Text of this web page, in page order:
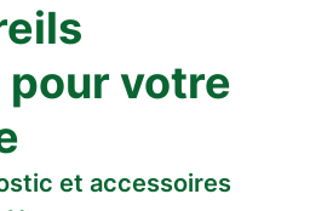
et accessoires
votre